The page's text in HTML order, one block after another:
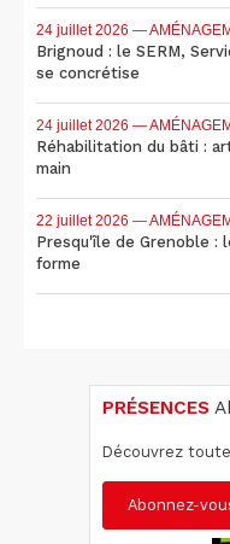
24 juillet 2026 —
Brignoud : le SERM,
se concrétise
24 juillet 2026 —
Réhabilitation du bâti :
main
22 juillet 2026 —
Presqu'île de Grenoble :
forme
PRÉSENCES
Découvrez
Abonnez-